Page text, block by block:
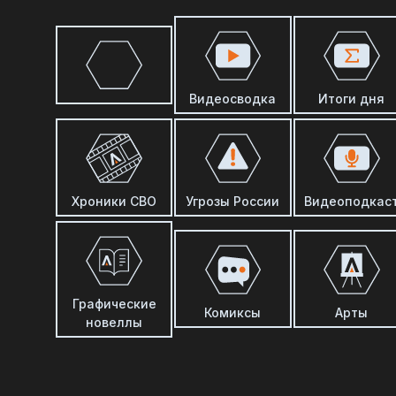
Видеосводка Итоги дня
Хроники СВО Угрозы России
Графические
новеллы
Комиксы Арты